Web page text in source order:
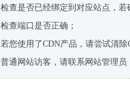
检查是否已经绑定到对应站点，
检查端口是否正确；
若您使用了CDN产品，请尝试清除
普通网站访客，请联系网站管理员